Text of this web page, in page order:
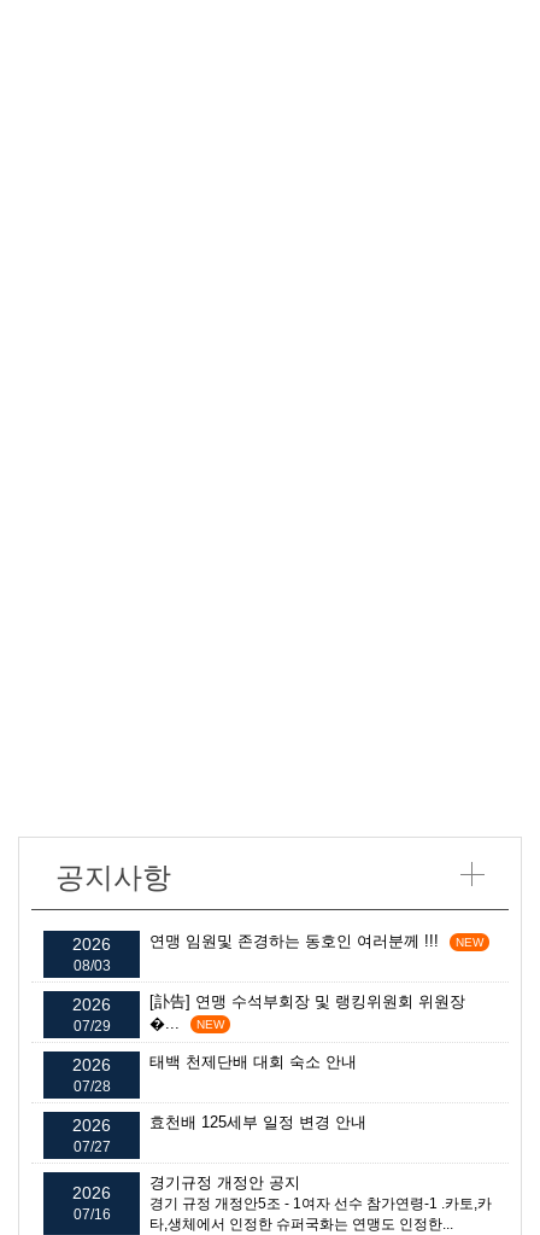
공지사항
2026
08/03
연맹 임원및 존경하는 동호인 여러분께 !!! NEW
2026
07/29
[訃告] 연맹 수석부회장 및 랭킹위원회 위원장
�...
NEW
2026
07/28
태백 천제단배 대회 숙소 안내
2026
07/27
효천배 125세부 일정 변경 안내
2026
07/16
경기규정 개정안 공지
경기 규정 개정안5조 - 1여자 선수 참가연령-1 .카토,카
타,생체에서 인정한 슈퍼국화는 연맹도 인정한...